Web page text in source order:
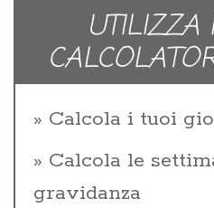
UTILIZZA
Calcola i tuoi
Calcola le
gravidanza